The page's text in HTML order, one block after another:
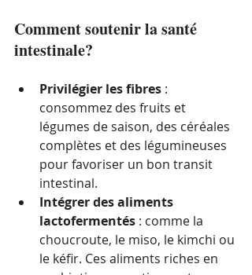
Comment soutenir la santé
intestinale?
Privilégier les fibres :
consommez des fruits et
légumes de saison, des céréales
complètes et des légumineuses
pour favoriser un bon transit
intestinal.
Intégrer des aliments
lactofermentés : comme la
choucroute, le miso, le kimchi ou
le kéfir. Ces aliments riches en